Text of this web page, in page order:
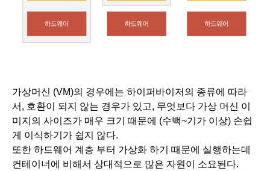
가상머신 (VM)의 경우에는 하이퍼바이저의 종류에 따라
서, 호환이 되지 않는 경우가 있고, 무엇보다 가상 머신 이
미지의 사이즈가 매우 크기 때문에 (수백~기가 이상) 손쉽
게 이식하기가 쉽지 않다.
또한 하드웨어 계층 부터 가상화 하기 때문에 실행하는데
컨테이너에 비해서 상대적으로 많은 자원이 소요된다.